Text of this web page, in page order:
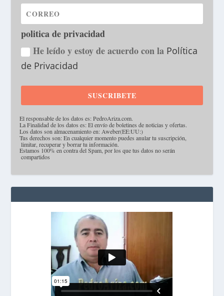
politica de privacidad
He leído y estoy de acuerdo con la Política
de Privacidad
SUSCRIBETE
El responsable de los datos es: PedroAriza.com.
La Finalidad de los datos es: El envío de boletines de noticias y ofertas.
Los datos son almacenamiento en: Aweber(EE:UU:)
Tus derechos son: En cualquier momento puedes anular tu suscripción,
limitar, recuperar y borrar tu información.
Estamos 100% en contra del Spam, por los que tus datos no serán
compartidos